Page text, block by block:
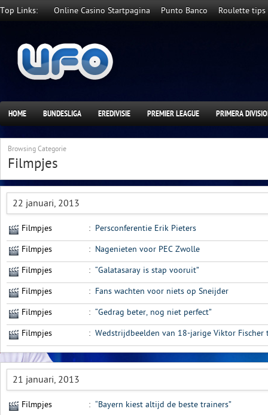
Top Links: Online Casino Startpagina Punto Banco Roulette tips
HOME BUNDESLIGA EREDIVISIE PREMIER LEAGUE PRIMERA
Browsing Categorie
Filmpjes
22 januari, 2013
Filmpjes : Persconferentie Erik Pieters
Filmpjes : Nagenieten voor PEC Zwolle
Filmpjes : “Galatasaray is stap vooruit”
Filmpjes : Fans wachten voor niets op Sneijder
Filmpjes : “Gedrag beter, nog niet perfect”
Filmpjes : Wedstrijdbeelden van 18-jarige Viktor Fischer
21 januari, 2013
Filmpjes : “Bayern kiest altijd de beste trainers”